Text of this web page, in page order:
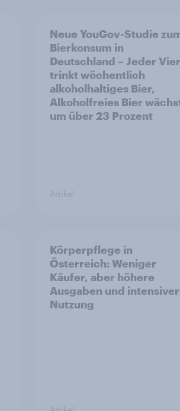
Neue YouGov-Studie
Bierkonsum in
Deutschland – Jeder
trinkt wöchentlich
alkoholhaltiges Bier,
Alkoholfreies Bier
um über 23 Prozent
Artikel
Körperpflege in
Österreich: Weniger
Käufer, aber höhere
Ausgaben und
Nutzung